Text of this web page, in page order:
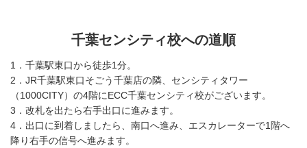
千葉センシティ校への道順
1．千葉駅東口から徒歩1分。
2．JR千葉駅東口そごう千葉店の隣、センシティタワー
（1000CITY）の4階にECC千葉センシティ校がございます。
3．改札を出たら右手出口に進みます。
4．出口に到着しましたら、南口へ進み、エスカレーターで1階へ
降り右手の信号へ進みます。